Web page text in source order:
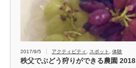
2017/9/5 アクティビティ スポット 体験
秩父でぶどう狩りができる農園 2018